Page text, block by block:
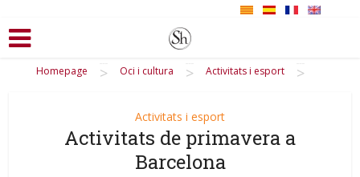
Homepage > Oci i cultura > Activitats i esport >
Activitats i esport
Activitats de primavera a
Barcelona